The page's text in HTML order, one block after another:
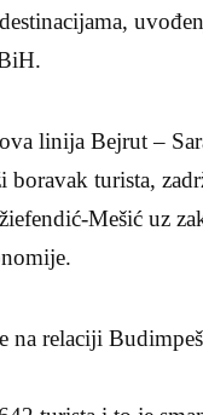
linija Bejrut –
turista,
Mešić uz
na relaciji